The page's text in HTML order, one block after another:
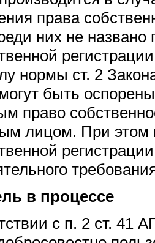
права
них не
нормы ст. 2
быть
право
лицом. При этом
в процессе
с п. 2 ст. 41